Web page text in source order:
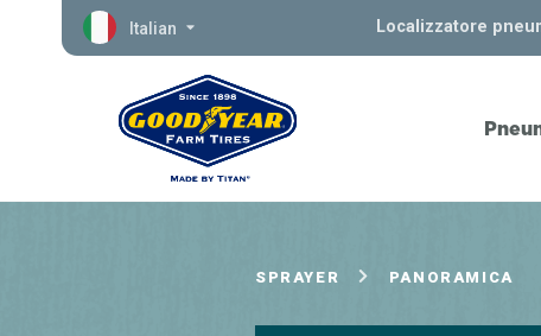
Italian Localizzatore
SPRAYER PANORAMICA